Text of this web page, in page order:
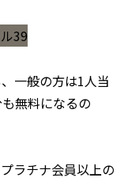
一般の方は1人当
無料になるの
ラチナ会員以上の